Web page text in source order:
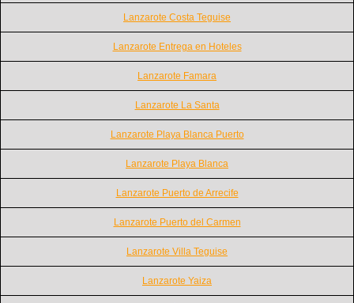
Lanzarote Costa Teguise
Lanzarote Entrega en Hoteles
Lanzarote Famara
Lanzarote La Santa
Lanzarote Playa Blanca Puerto
Lanzarote Playa Blanca
Lanzarote Puerto de Arrecife
Lanzarote Puerto del Carmen
Lanzarote Villa Teguise
Lanzarote Yaiza